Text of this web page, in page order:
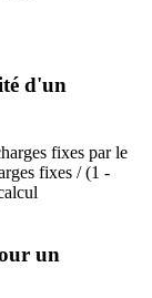
d'un
fixes par le
fixes / (1 -
un